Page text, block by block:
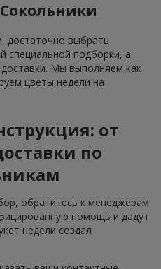
Сокольники
достаточно выбрать
специальной подборки, а
Мы выполняем как
цветы недели на
от
по
обратитесь к менеджерам
помощь и дадут
недели создал